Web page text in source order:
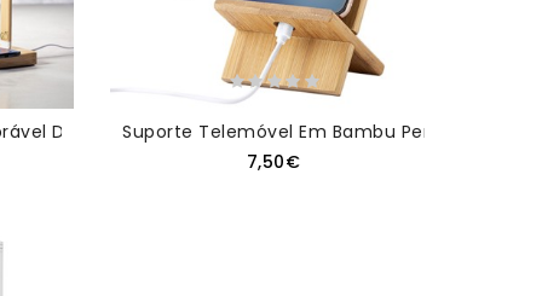
Da Linha Nature Personalizado
Suporte Telemóvel Em Bambu Personalizado
7,50€